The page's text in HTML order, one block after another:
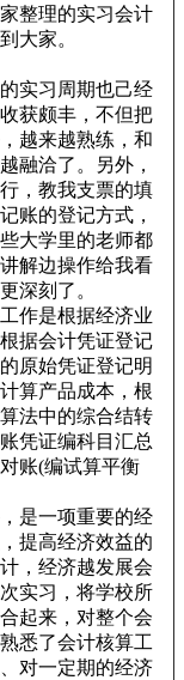
整理的实习会计
大家。
实习周期也己经
获颇丰，不但把
越来越熟练，和
融洽了。另外，
，教我支票的填
账的登记方式，
大学里的老师都
解边操作给我看
深刻了。
作是根据经济业
据会计凭证登记
原始凭证登记明
算产品成本，根
法中的综合结转
凭证编科目汇总
账(编试算平衡
是一项重要的经
提高经济效益的
，经济越发展会
实习，将学校所
起来，对整个会
悉了会计核算工
对一定期的经济